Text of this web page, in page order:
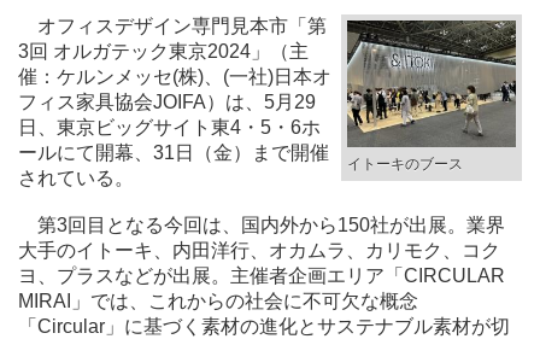
イトーキのブース
オフィスデザイン専門見本市「第
3回 オルガテック東京2024」（主
催：ケルンメッセ(株)、(一社)日本オ
フィス家具協会JOIFA）は、5月29
日、東京ビッグサイト東4・5・6ホ
ールにて開幕、31日（金）まで開催
されている。
第3回目となる今回は、国内外から150社が出展。業界
大手のイトーキ、内田洋行、オカムラ、カリモク、コク
ヨ、プラスなどが出展。主催者企画エリア「CIRCULAR
MIRAI」では、これからの社会に不可欠な概念
「Circular」に基づく素材の進化とサステナブル素材が切